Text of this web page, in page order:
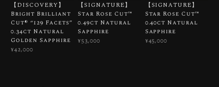
【DISCOVERY】
Bright Brilliant
Cut®︎ “129 Facets”
0.34ct Natural
Golden Sapphire
¥42,000
【SIGNATURE】
Star Rose Cut™️
0.49ct Natural
Sapphire
¥53,000
【SIGNATURE】
Star Rose Cut™️
0.40ct Natural
Sapphire
¥45,000